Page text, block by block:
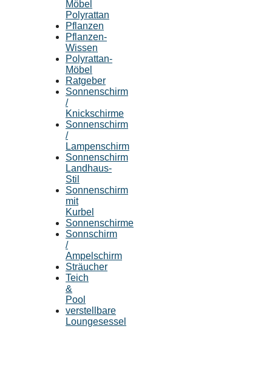
Möbel
Polyrattan
Pflanzen
Pflanzen-
Wissen
Polyrattan-
Möbel
Ratgeber
Sonnenschirm
/
Knickschirme
Sonnenschirm
/
Lampenschirm
Sonnenschirm
Landhaus-
Stil
Sonnenschirm
mit
Kurbel
Sonnenschirme
Sonnschirm
/
Ampelschirm
Sträucher
Teich
&
Pool
verstellbare
Loungesessel